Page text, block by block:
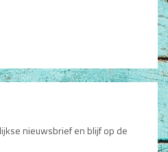
nieuwsbrief en blijf op de